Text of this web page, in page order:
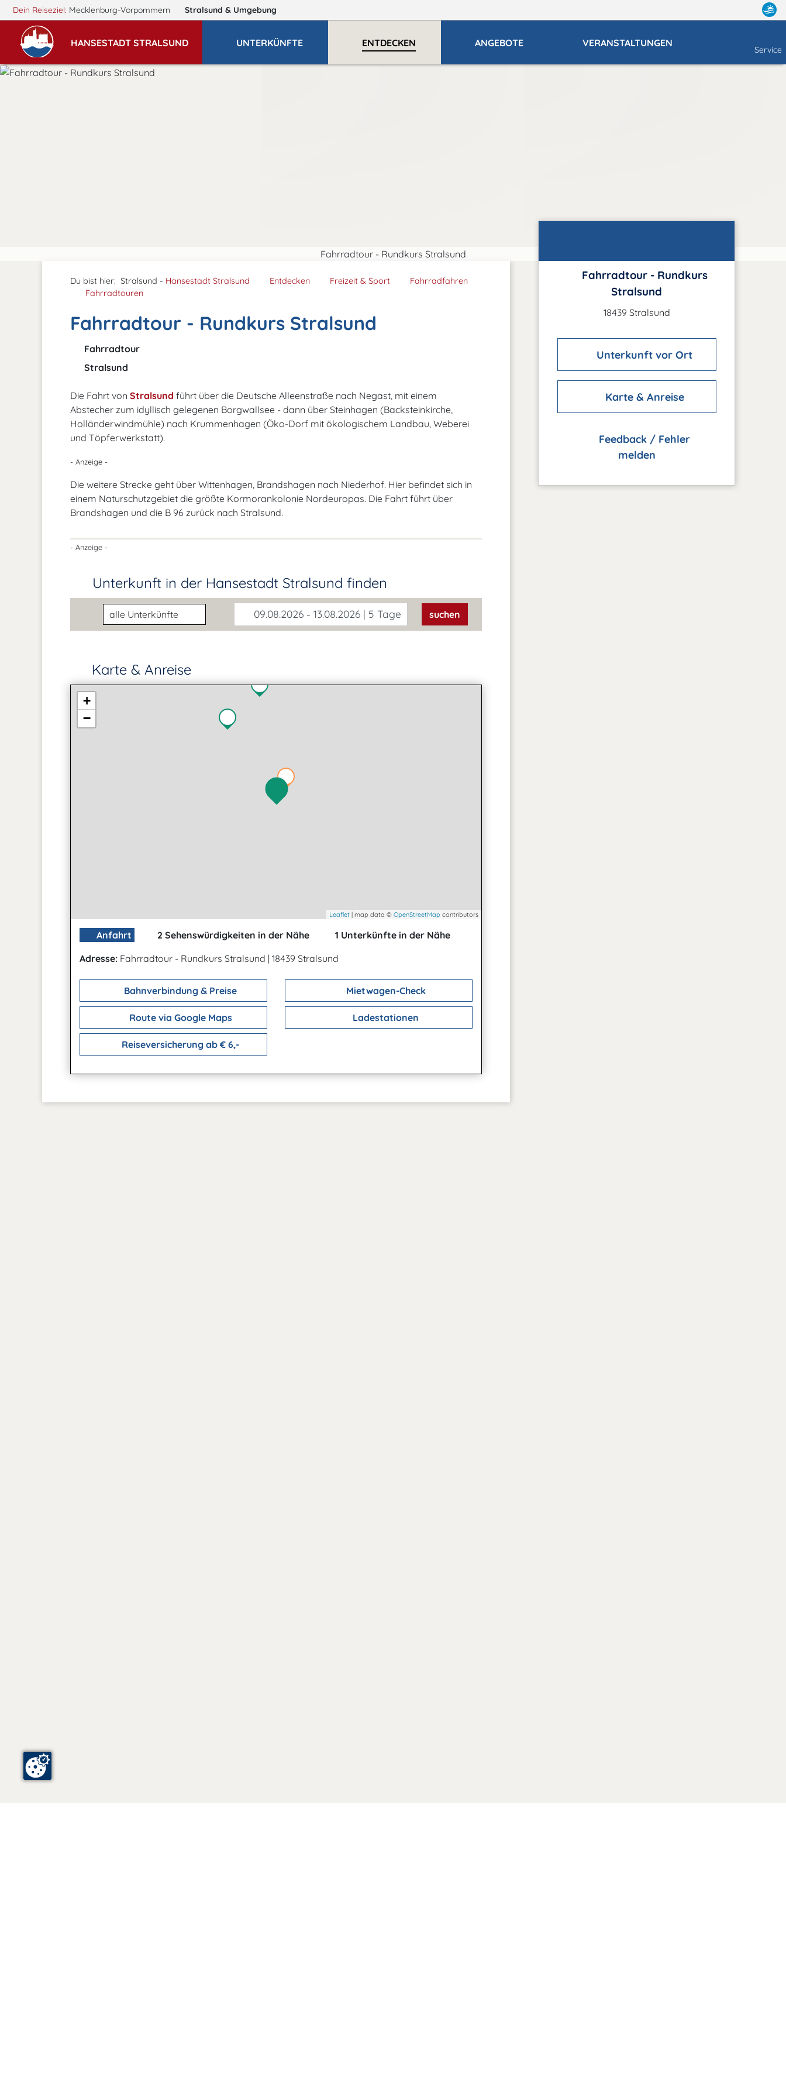
Dein Reiseziel: Mecklenburg-Vorpommern Stralsund & Umgebung
HANSESTADT STRALSUND UNTERKÜNFTE ENTDECKEN ANGEBOTE VERANSTALTUNGEN
Service
Fahrradtour - Rundkurs Stralsund
Du bist hier: Stralsund - Hansestadt Stralsund Entdecken Freizeit & Sport
Fahrradfahren
Fahrradtouren
Fahrradtour - Rundkurs Stralsund
Fahrradtour
Stralsund
Die Fahrt von Stralsund führt über die Deutsche Alleenstraße nach Negast, mit einem
Abstecher zum idyllisch gelegenen Borgwallsee - dann über Steinhagen (Backsteinkirche,
Holländerwindmühle) nach Krummenhagen (Öko-Dorf mit ökologischem Landbau, Weberei
und Töpferwerkstatt).
- Anzeige -
Die weitere Strecke geht über Wittenhagen, Brandshagen nach Niederhof. Hier befindet sich in
einem Naturschutzgebiet die größte Kormorankolonie Nordeuropas. Die Fahrt führt über
Brandshagen und die B 96 zurück nach Stralsund.
- Anzeige -
Unterkunft in der Hansestadt Stralsund finden
Unterkunftsart 09.08.2026 - 13.08.2026 | 5 Tage suchen
Karte & Anreise
+
−
Leaflet | map data © OpenStreetMap contributors
Anfahrt 2 Sehenswürdigkeiten in der Nähe
1 Unterkünfte in der Nähe
Adresse: Fahrradtour - Rundkurs Stralsund | 18439 Stralsund
Bahnverbindung & Preise Mietwagen-Check
Route via Google Maps Ladestationen
Reiseversicherung ab € 6,-
Fahrradtour - Rundkurs
Stralsund
18439 Stralsund
Unterkunft vor Ort
Karte & Anreise
Feedback / Fehler
melden